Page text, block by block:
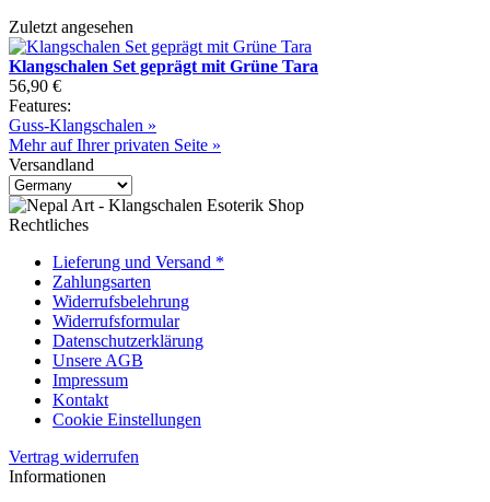
Zuletzt angesehen
Klangschalen Set geprägt mit Grüne Tara
56,90 €
Features:
Guss-Klangschalen »
Mehr auf Ihrer privaten Seite »
Versandland
Rechtliches
Lieferung und Versand *
Zahlungsarten
Widerrufsbelehrung
Widerrufsformular
Datenschutzerklärung
Unsere AGB
Impressum
Kontakt
Cookie Einstellungen
Vertrag widerrufen
Informationen